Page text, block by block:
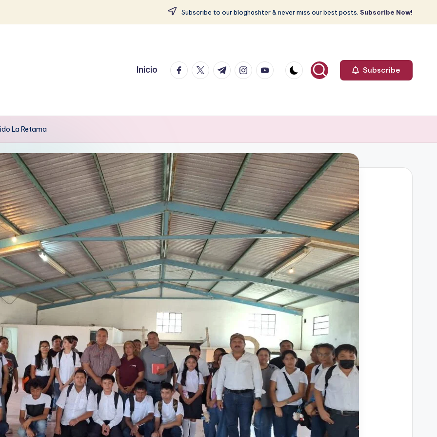
Subscribe to our bloghashter & never miss our best posts. Subscribe Now!
Inicio facebook.com
twitter.com
t.me instagram.com
youtube.com Subscribe
La Retama